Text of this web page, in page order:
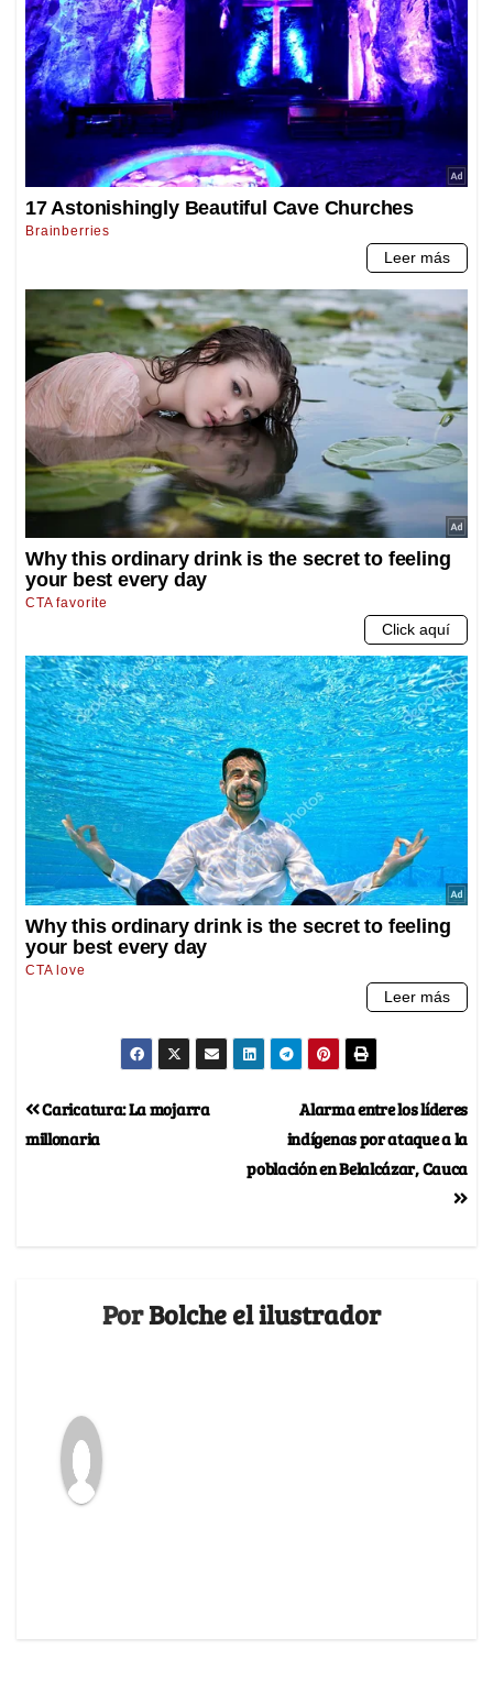
Alarma entre los líderes
indígenas por ataque a la
población en Belalcázar, Cauca
Caricatura: La mojarra
millonaria
PorBolche el ilustrador